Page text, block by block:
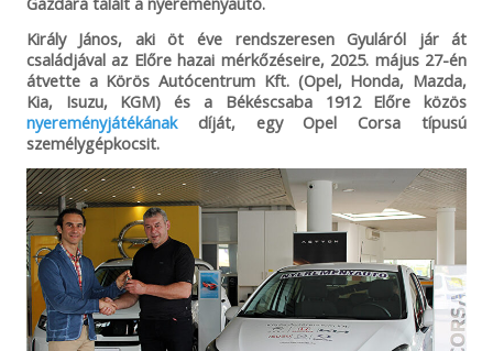
Király János, aki öt éve rendszeresen Gyuláról jár át
családjával az Előre hazai mérkőzéseire, 2025. május 27-én
átvette a Körös Autócentrum Kft. (Opel, Honda, Mazda,
Kia, Isuzu, KGM) és a Békéscsaba 1912 Előre közös
nyereményjátékánakdíját, egy Opel Corsa típusú
személygépkocsit.